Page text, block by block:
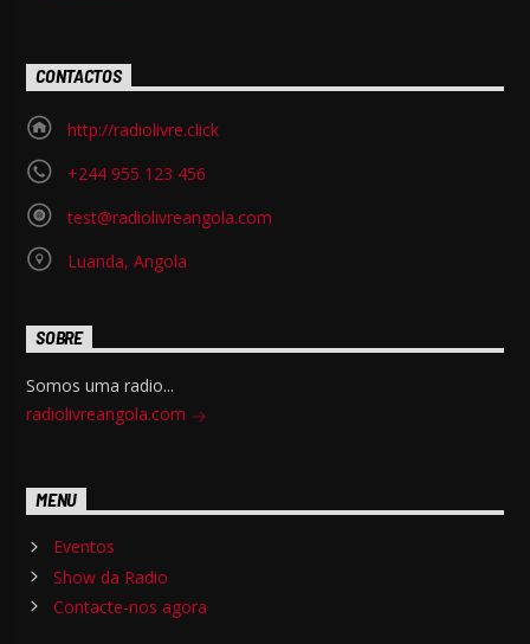
CONTACTOS
http://radiolivre.click
+244 955 123 456
test@radiolivreangola.com
Luanda, Angola
SOBRE
Somos uma radio...
radiolivreangola.com
MENU
Eventos
Show da Radio
Contacte-nos agora